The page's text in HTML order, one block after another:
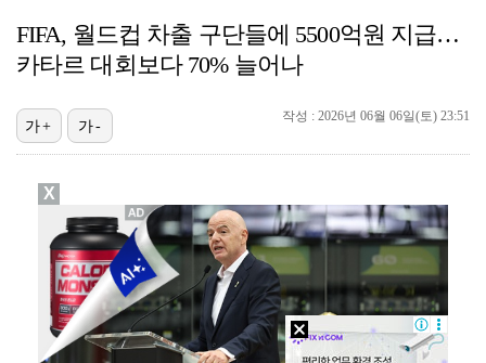
'이상준쇼' PD "LA 공연 비판 겸허히 수용, 허위…
[ST포토] 키키 이솔, '설레는 컴백'
아이들 미연, 첫 日 디지털 싱글 '런어웨이' 발매…청…
[ST포토] 키키 이솔, '인형이야 사람이야'
[ST포토] 수이, '사랑해'
[ST포토] 키키 지유, '꽃보다 예쁨'
FIFA, 월드컵 차출 구단들에 5500억원 지급…
카타르 대회보다 70% 늘어나
작성 : 2026년 06월 06일(토) 23:51
가+ 가-
X